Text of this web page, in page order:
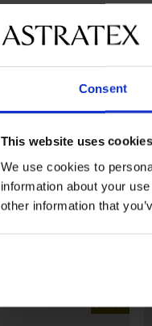
Consent
This website uses cookies
We use cookies to
information about your
other information that
LIMITED